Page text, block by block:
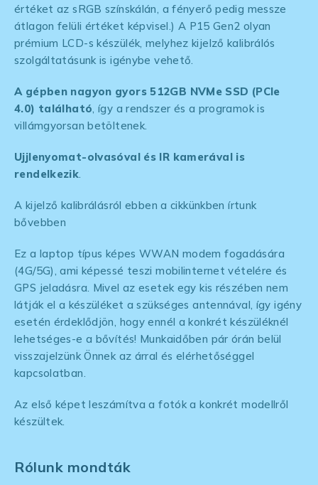
értéket az sRGB színskálán, a fényerő pedig messze
átlagon felüli értéket képvisel.) A P15 Gen2 olyan
prémium LCD-s készülék, melyhez kijelző kalibrálós
szolgáltatásunk is igénybe vehető.
A gépben nagyon gyors 512GB NVMe SSD (PCIe
4.0) található, így a rendszer és a programok is
villámgyorsan betöltenek.
Ujjlenyomat-olvasóval és IR kamerával is
rendelkezik.
A kijelző kalibrálásról ebben a cikkünkben írtunk
bővebben
Ez a laptop típus képes WWAN modem fogadására
(4G/5G), ami képessé teszi mobilinternet vételére és
GPS jeladásra. Mivel az esetek egy kis részében nem
látják el a készüléket a szükséges antennával, így igény
esetén érdeklődjön, hogy ennél a konkrét készüléknél
lehetséges-e a bővítés! Munkaidőben pár órán belül
visszajelzünk Önnek az árral és elérhetőséggel
kapcsolatban.
Az első képet leszámítva a fotók a konkrét modellről
készültek.
Rólunk mondták